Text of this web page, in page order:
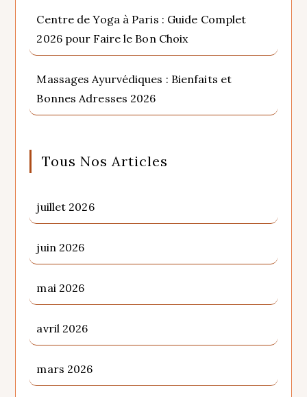
Centre de Yoga à Paris : Guide Complet
2026 pour Faire le Bon Choix
Massages Ayurvédiques : Bienfaits et
Bonnes Adresses 2026
Tous Nos Articles
juillet 2026
juin 2026
mai 2026
avril 2026
mars 2026